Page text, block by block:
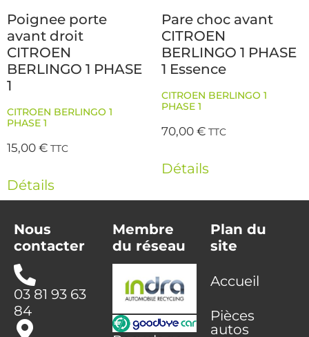
Poignee porte
avant droit
CITROEN
BERLINGO 1 PHASE
1
CITROEN BERLINGO 1
PHASE 1
15,00€ TTC
Détails
Pare choc avant
CITROEN
BERLINGO 1 PHASE
1 Essence
CITROEN BERLINGO 1
PHASE 1
70,00€ TTC
Détails
Nous
contacter
03 81 93 63
84
Membre
du réseau
Plan du
site
Accueil
Pièces
autos